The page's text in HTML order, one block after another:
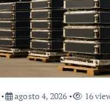
agosto 4, 2026 16